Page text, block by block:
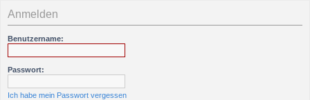
Anmelden
Benutzername:
Passwort:
Ich habe mein Passwort vergessen